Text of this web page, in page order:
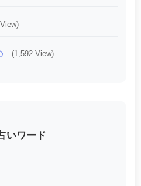
(1,592 View)
いワード